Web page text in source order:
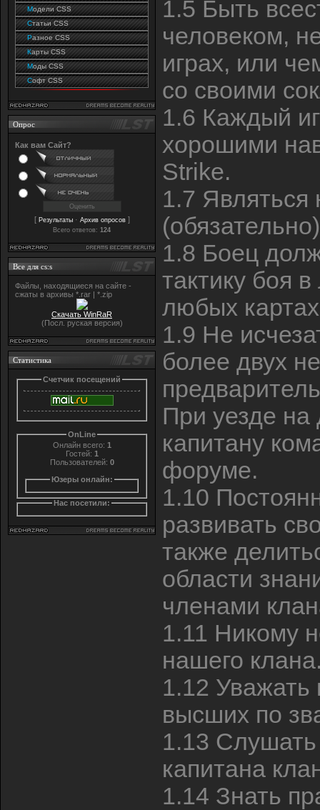
Модели CSS
Статьи CSS
Разное CSS
Карты CSS
Моды CSS
Софт CSS
Опрос
Как вам Сайт?
[ Результаты· Архив опросов]
Всего ответов: 124
Все для cs:s
Файлы, находящиеся на сайте -
сжаты в архивы *.rar | *.zip
Скачать WinRaR
(Посл. руская версия)
Статистика
Счетчик посещений
OnLine
Онлайн всего: 1
Гостей: 1
Пользователей: 0
Юзеры онлайн:
Нас посетили:
1.5 Быть
человеком,
играх, или
со своими
1.6 Каждый
хорошими
Strike.
1.7 Являться
1.8 Боец
тактику боя
любых
1.9 Не
более двух
При уезде на
капитану
форуме.
1.10
развивать
также
области
членами
1.11 Никому
нашего
1.12 Уважать
высших по
1.13 Слушать
капитана
1.14 Знать